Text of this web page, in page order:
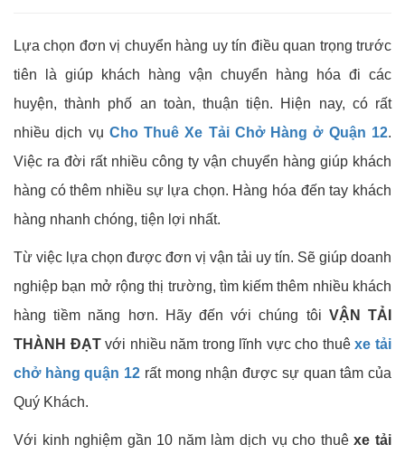
Lựa chọn đơn vị chuyển hàng uy tín điều quan trọng trước
tiên là giúp khách hàng vận chuyển hàng hóa đi các
huyện, thành phố an toàn, thuận tiện. Hiện nay, có rất
nhiều dịch vụ Cho Thuê Xe Tải Chở Hàng ở Quận 12.
Việc ra đời rất nhiều công ty vận chuyển hàng giúp khách
hàng có thêm nhiều sự lựa chọn. Hàng hóa đến tay khách
hàng nhanh chóng, tiện lợi nhất.
Từ việc lựa chọn được đơn vị vận tải uy tín. Sẽ giúp doanh
nghiệp bạn mở rộng thị trường, tìm kiếm thêm nhiều khách
hàng tiềm năng hơn. Hãy đến với chúng tôi VẬN TẢI
THÀNH ĐẠTvới nhiều năm trong lĩnh vực cho thuêxe tải
chở hàng quận 12 rất mong nhận được sự quan tâm của
Quý Khách.
Với kinh nghiệm gần 10 năm làm dịch vụ cho thuêxe tải